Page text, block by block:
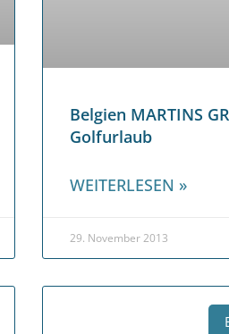
Belgien MARTINS
Golfurlaub
WEITERLESEN »
29. November 2013